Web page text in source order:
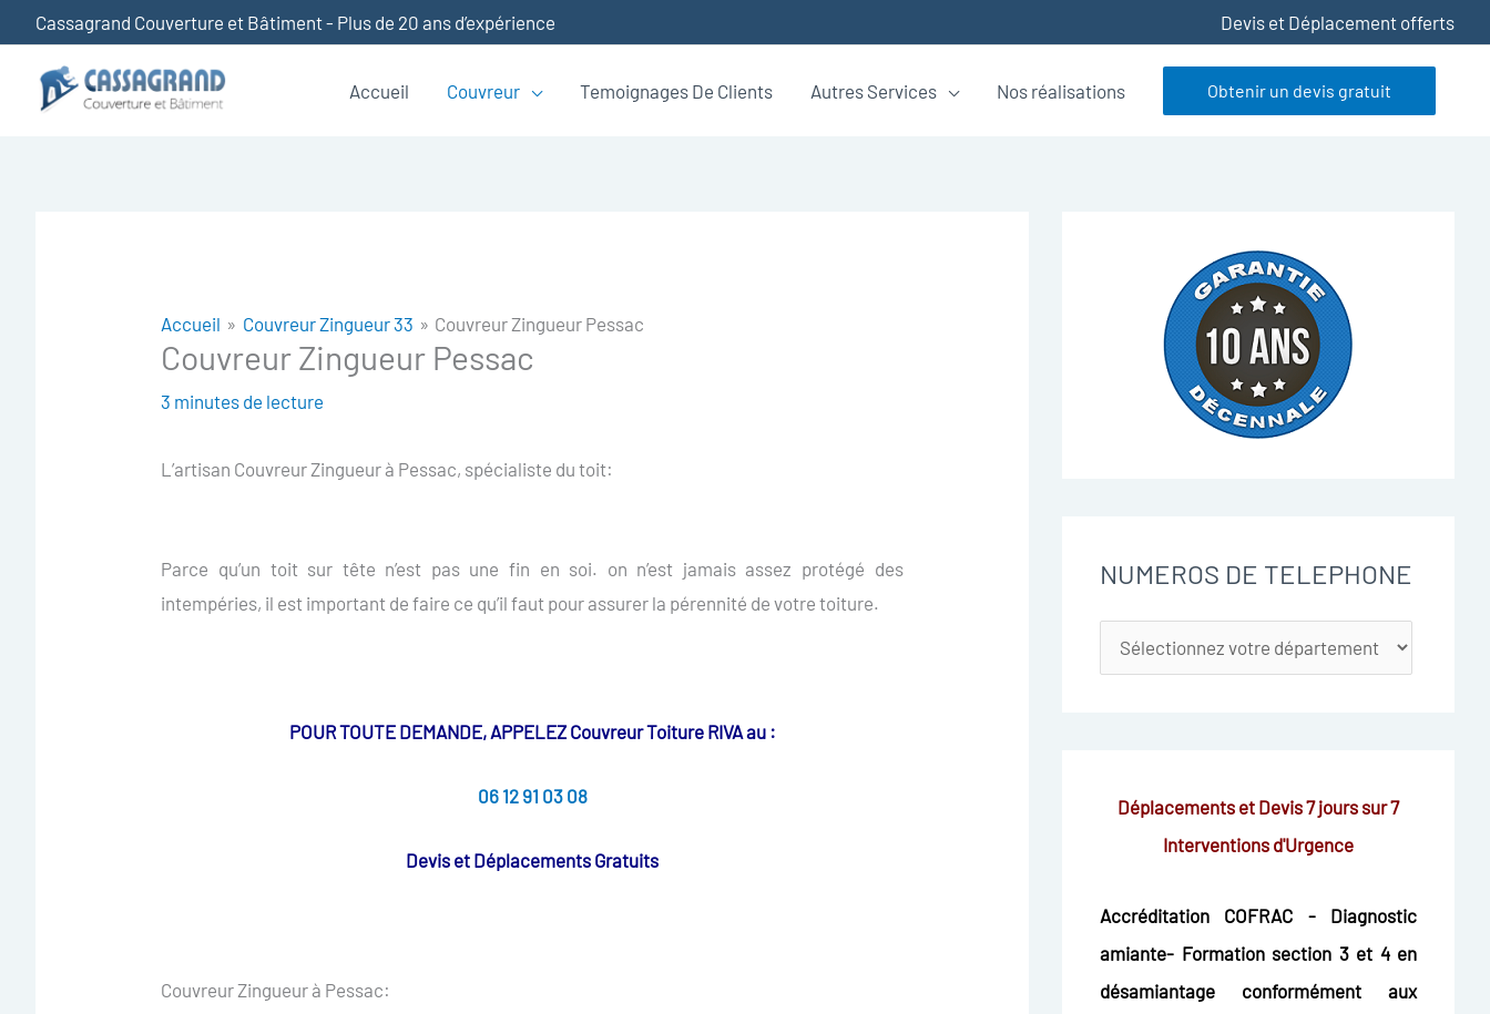
au
contenu
Cassagrand Couverture et Bâtiment - Plus de 20 ans d’expérience Devis et Déplacement offerts
Accueil Couvreur Temoignages De Clients Autres Services Nos réalisations Obtenir un devis gratuit
Accueil Couvreur Zingueur 33 Couvreur Zingueur Pessac
Couvreur Zingueur Pessac
3 minutes de lecture
L’artisan Couvreur Zingueur à Pessac, spécialiste du toit:
Parce qu’un toit sur tête n’est pas une fin en soi. on n’est jamais assez protégé des
intempéries, il est important de faire ce qu’il faut pour assurer la pérennité de votre toiture.
POUR TOUTE DEMANDE, APPELEZ Couvreur Toiture RIVA au :
06 12 91 03 08
Devis et Déplacements Gratuits
Couvreur Zingueur à Pessac:
NUMEROS DE TELEPHONE
Déplacements et Devis 7 jours sur 7
Interventions d'Urgence
Accréditation COFRAC - Diagnostic
amiante- Formation section 3 et 4 en
désamiantage conformément aux